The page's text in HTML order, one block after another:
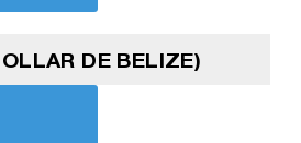
DE BELIZE)